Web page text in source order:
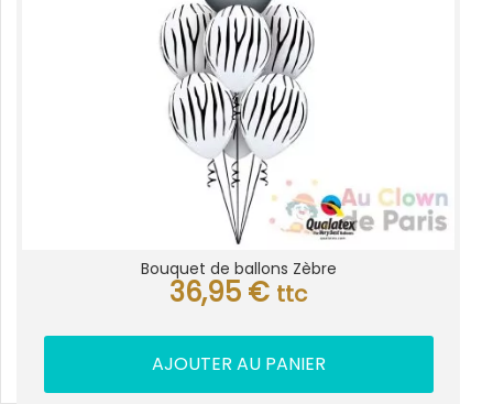
Bouquet de ballons Zèbre
36,95 € ttc
AJOUTER AU PANIER